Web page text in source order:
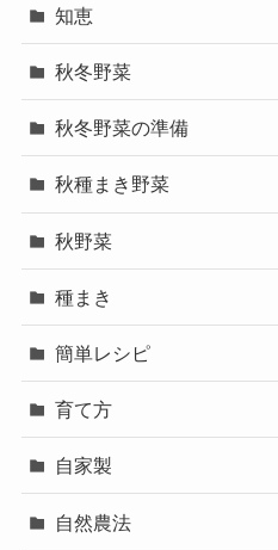
知恵
秋冬野菜
秋冬野菜の準備
秋種まき野菜
秋野菜
種まき
簡単レシピ
育て方
自家製
自然農法